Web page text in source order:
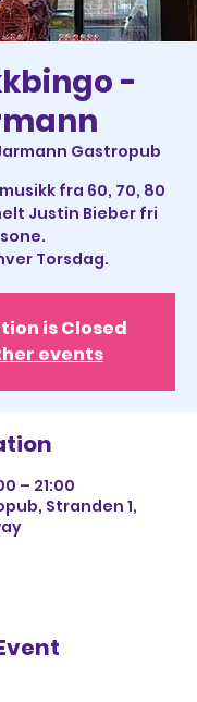
-
Gastropub
fra 60, 70, 80
Justin Bieber fri
sone.
Torsdag.
is Closed
events
– 21:00
Stranden 1,